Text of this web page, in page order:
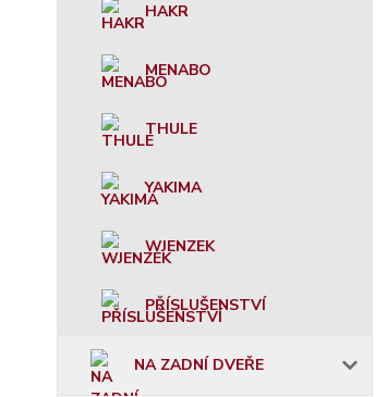
HAKR
MENABO
THULE
YAKIMA
WJENZEK
PŘÍSLUŠENSTVÍ
NA ZADNÍ DVEŘE